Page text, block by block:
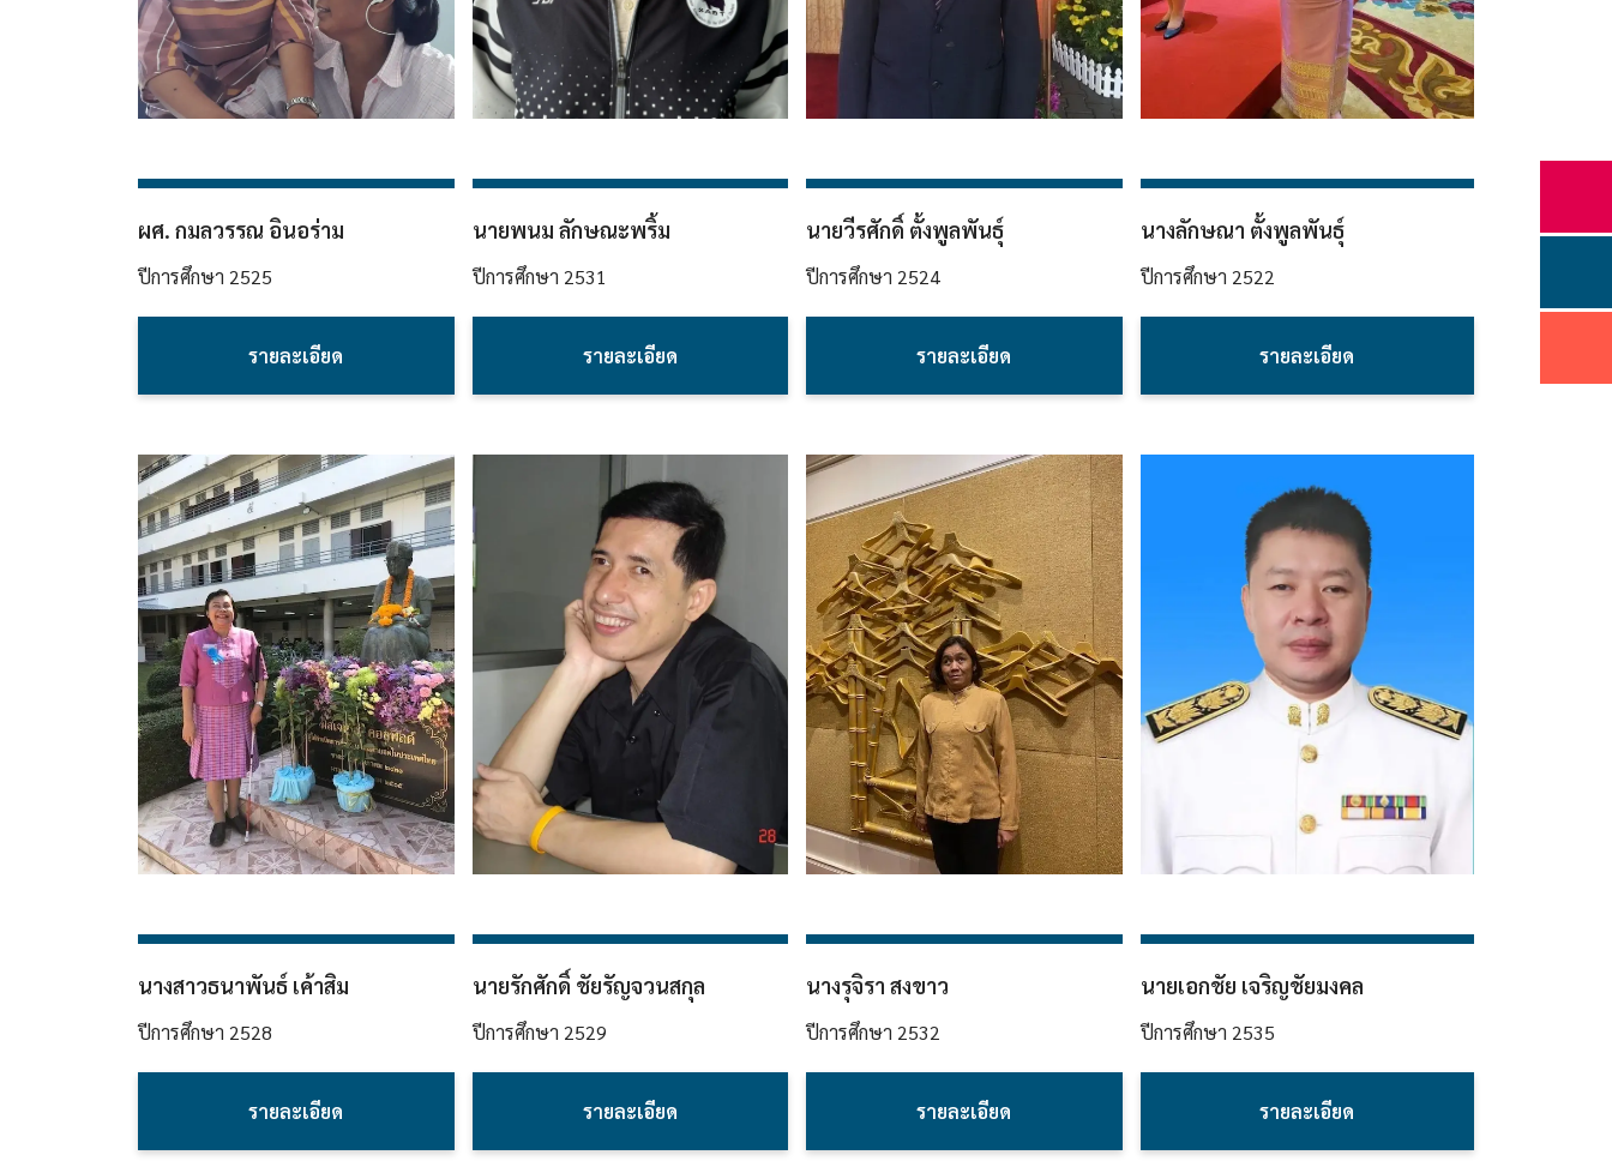
ผศ. กมลวรรณ อินอร่าม
ปีการศึกษา 2525
รายละเอียด
นายพนม ลักษณะพริ้ม
ปีการศึกษา 2531
รายละเอียด
นายวีรศักดิ์ ตั้งพูลพันธุ์
ปีการศึกษา 2524
รายละเอียด
นางลักษณา ตั้งพูลพันธุ์
ปีการศึกษา 2522
รายละเอียด
นางสาวธนาพันธ์ เค้าสิม
ปีการศึกษา 2528
รายละเอียด
นายรักศักดิ์ ชัยรัญจวนสกุล
ปีการศึกษา 2529
รายละเอียด
นางรุจิรา สงขาว
ปีการศึกษา 2532
รายละเอียด
นายเอกชัย เจริญชัยมงคล
ปีการศึกษา 2535
รายละเอียด